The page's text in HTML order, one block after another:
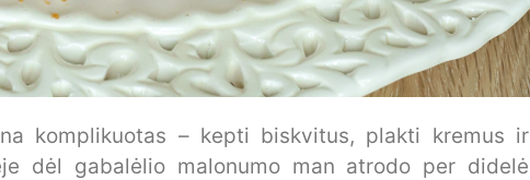
komplikuotas – kepti biskvitus, plakti kremus ir
dėl gabalėlio malonumo man atrodo per didelė